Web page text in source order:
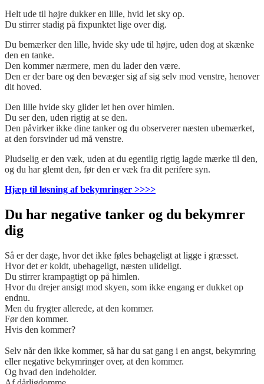
Helt ude til højre dukker en lille, hvid let sky op.
Du stirrer stadig på fixpunktet lige over dig.
Du bemærker den lille, hvide sky ude til højre, uden dog at skænke
den en tanke.
Den kommer nærmere, men du lader den være.
Den er der bare og den bevæger sig af sig selv mod venstre, henover
dit hoved.
Den lille hvide sky glider let hen over himlen.
Du ser den, uden rigtig at se den.
Den påvirker ikke dine tanker og du observerer næsten ubemærket,
at den forsvinder ud må venstre.
Pludselig er den væk, uden at du egentlig rigtig lagde mærke til den,
og du har glemt den, før den er væk fra dit perifere syn.
Hjæp til løsning af bekymringer >>>>
Du har negative tanker og du bekymrer
dig
Så er der dage, hvor det ikke føles behageligt at ligge i græsset.
Hvor det er koldt, ubehageligt, næsten ulideligt.
Du stirrer krampagtigt op på himlen.
Hvor du drejer ansigt mod skyen, som ikke engang er dukket op
endnu.
Men du frygter allerede, at den kommer.
Før den kommer.
Hvis den kommer?
Selv når den ikke kommer, så har du sat gang i en angst, bekymring
eller negative bekymringer over, at den kommer.
Og hvad den indeholder.